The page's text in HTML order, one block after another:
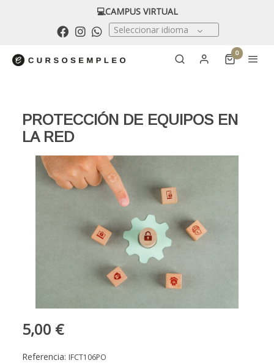
💻CAMPUS VIRTUAL
Seleccionar idioma
0
PROTECCIÓN DE EQUIPOS EN
LA RED
5,00 €
Referencia: IFCT106PO